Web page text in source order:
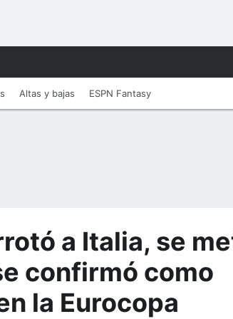
Altas y bajas ESPN Fantasy
a Italia, se
confirmó como
la Eurocopa